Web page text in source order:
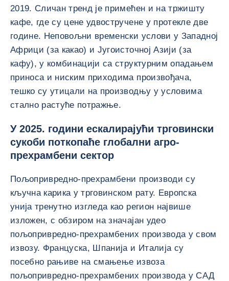
2019. Сличан тренд је примећен и на тржишту
кафе, где су цене удвостручене у протекле две
године. Неповољни временски услови у Западној
Африци (за какао) и Југоисточној Азији (за
кафу), у комбинацији са структурним опадањем
приноса и ниским приходима произвођача,
тешко су утицали на производњу у условима
стално растуће потражње.
У 2025. години ескалирајући трговински
сукоби поткопаће глобални агро-
прехрамбени сектор
Пољопривредно-прехрамбени производи су
кључна карика у трговинском рату. Европска
унија тренутно изгледа као регион највише
изложен, с обзиром на значајан удео
пољопривредно-прехрамбених производа у свом
извозу. Француска, Шпанија и Италија су
посебно рањиве на смањење извоза
пољопривредно-прехрамбених производа у САД